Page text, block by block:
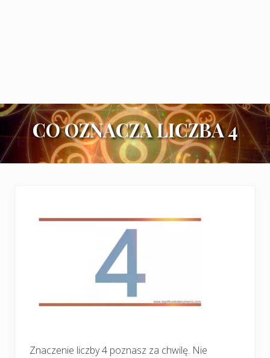
CO OZNACZA LICZBA 4
Znaczenie liczby 4 poznasz za chwilę. Nie